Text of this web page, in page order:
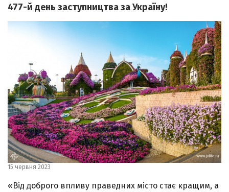
477-й день заступництва за Україну!
15 червня 2023
«Від доброго впливу праведних місто стає кращим, а